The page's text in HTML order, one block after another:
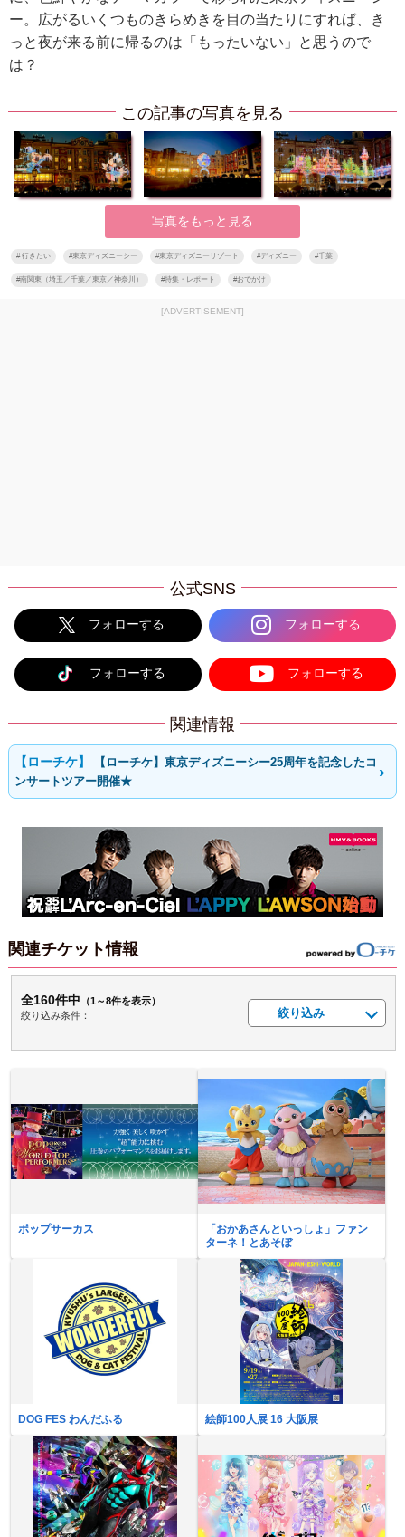
ー。広がるいくつものきらめきを目の当たりにすれば、き
っと夜が来る前に帰るのは「もったいない」と思うので
は？
この記事の写真を見る
写真をもっと見る
#行きたい #東京ディズニーシー #東京ディズニーリゾート #ディズニー #千葉
#南関東（埼玉／千葉／東京／神奈川） #特集・レポート #おでかけ
[ADVERTISEMENT]
公式SNS
フォローする フォローする
フォローする フォローする
関連情報
【ローチケ】東京ディズニーシー25周年を記念したコ
ンサートツアー開催★
関連チケット情報
全160件中 （1～8件を表示）
絞り込み条件：
絞り込み
ポップサーカス
「おかあさんといっしょ」ファン
ターネ！とあそぼ
DOG FES わんだふる 絵師100人展 16 大阪展